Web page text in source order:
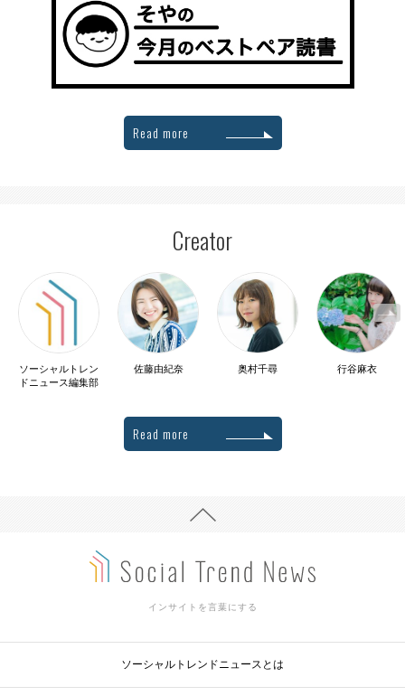
Read more
Creator
ソーシャルトレン
ドニュース編集部
佐藤由紀奈 奥村千尋 行谷麻衣
Read more
インサイトを言葉にする
ソーシャルトレンドニュースとは